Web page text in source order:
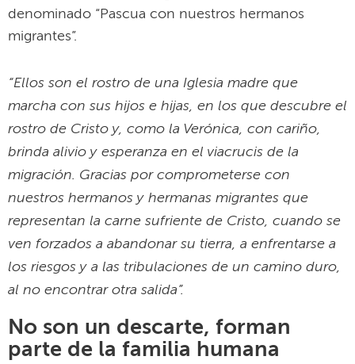
denominado “Pascua con nuestros hermanos
migrantes”.
“Ellos son el rostro de una Iglesia madre que
marcha con sus hijos e hijas, en los que descubre el
rostro de Cristo y, como la Verónica, con cariño,
brinda alivio y esperanza en el viacrucis de la
migración. Gracias por comprometerse con
nuestros hermanos y hermanas migrantes que
representan la carne sufriente de Cristo, cuando se
ven forzados a abandonar su tierra, a enfrentarse a
los riesgos y a las tribulaciones de un camino duro,
al no encontrar otra salida”.
No son un descarte, forman
parte de la familia humana